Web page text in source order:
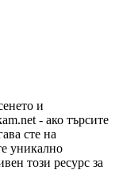
и
- ако търсите
сте на
уникално
този ресурс за